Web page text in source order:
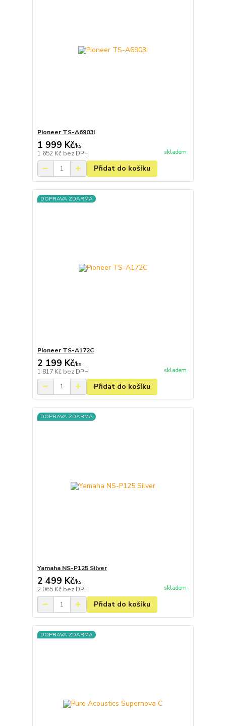
Pioneer TS-A6903i
1 999 Kč/ks
1 652 Kč bez DPH skladem
Přidat do košíku
DOPRAVA ZDARMA
Pioneer TS-A172C
2 199 Kč/ks
1 817 Kč bez DPH skladem
Přidat do košíku
DOPRAVA ZDARMA
Yamaha NS-P125 Silver
2 499 Kč/ks
2 065 Kč bez DPH skladem
Přidat do košíku
DOPRAVA ZDARMA